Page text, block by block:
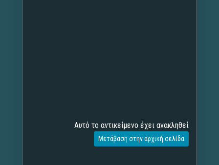
Αυτό το αντικείμενο έχει ανακληθεί
Μετάβαση στην αρχική σελίδα